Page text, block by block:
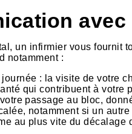
un infirmier vous fournit
notamment :
journée : la visite de votre
qui contribuent à votre
passage au bloc,
notamment si un
au plus vite du décalage